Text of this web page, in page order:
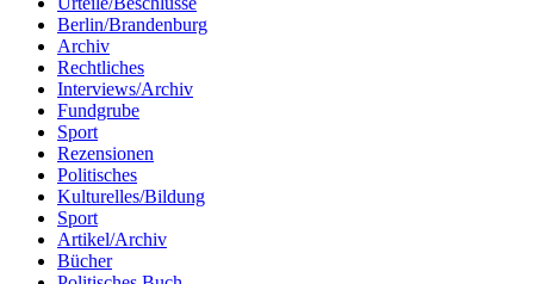
Berlin/Brandenburg
Archiv
Rechtliches
Interviews/Archiv
Fundgrube
Sport
Rezensionen
Politisches
Kulturelles/Bildung
Sport
Artikel/Archiv
Bücher